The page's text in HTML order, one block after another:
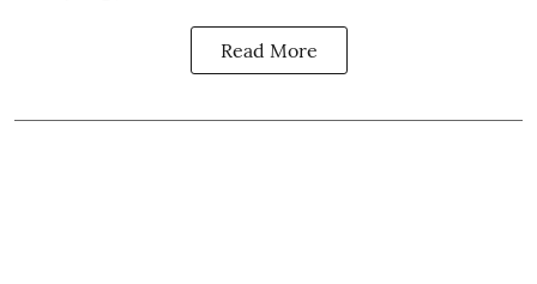
Read More